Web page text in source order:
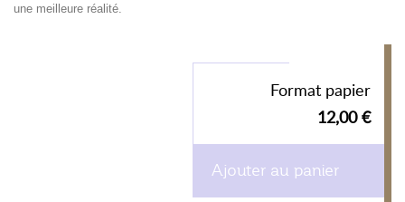
une meilleure réalité.
Format papier
12,00 €
Ajouter au panier